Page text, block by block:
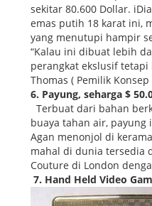
sekitar 80.600 Dollar.
emas putih 18 karat ini,
yang menutupi hampir
“Kalau ini dibuat lebih
perangkat ekslusif tetapi
Thomas ( Pemilik
6. Payung, seharga $
Terbuat dari bahan
buaya tahan air,
Agan menonjol di
mahal di dunia tersedia
Couture di London
7. Hand Held Video